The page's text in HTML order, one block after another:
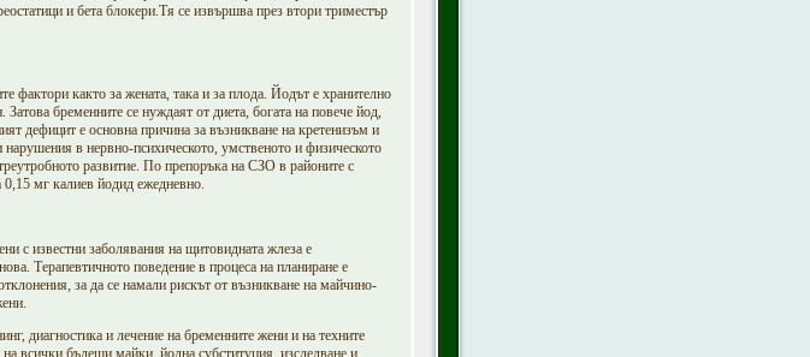
и бета блокери.Тя се извършва през втори триместър
фактори както за жената, така и за плода. Йодът е хранително
бременните се нуждаят от диета, богата на повече йод,
дефицит е основна причина за възникване на кретенизъм и
в нервно-психическото, умственото и физическото
развитие. По препоръка на СЗО в районите с
0,15 мг калиев йодид ежедневно.
с известни заболявания на щитовидната жлеза е
Терапевтичното поведение в процеса на планиране е
за да се намали рискът от възникване на майчино-
диагностика и лечение на бременните жени и на техните
всички бъдещи майки, йодна субституция, изследване и